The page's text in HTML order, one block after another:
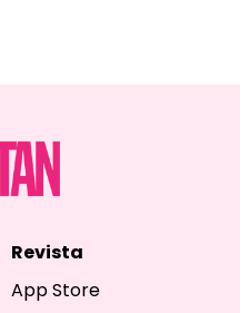
Revista
App Store